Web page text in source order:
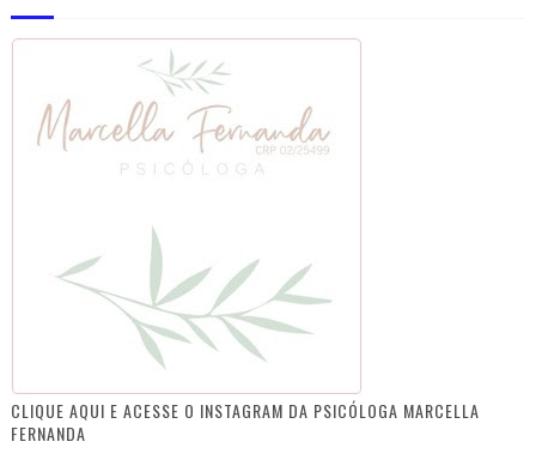
CLIQUE AQUI E ACESSE O INSTAGRAM DA PSICÓLOGA MARCELLA
FERNANDA